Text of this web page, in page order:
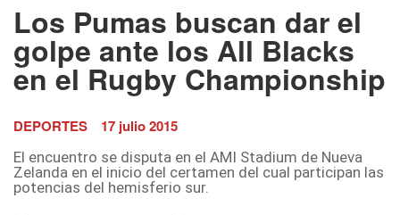
Los Pumas buscan dar el
golpe ante los All Blacks
en el Rugby Championship
DEPORTES 17 julio 2015
El encuentro se disputa en el AMI Stadium de Nueva
Zelanda en el inicio del certamen del cual participan las
potencias del hemisferio sur.